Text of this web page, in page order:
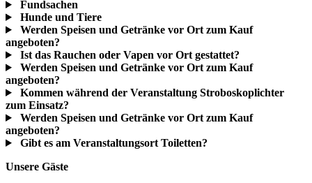
Fundsachen
Hunde und Tiere
Werden Speisen und Getränke vor Ort zum Kauf
angeboten?
Ist das Rauchen oder Vapen vor Ort gestattet?
Werden Speisen und Getränke vor Ort zum Kauf
angeboten?
Kommen während der Veranstaltung Stroboskoplichter
zum Einsatz?
Werden Speisen und Getränke vor Ort zum Kauf
angeboten?
Gibt es am Veranstaltungsort Toiletten?
Unsere Gäste